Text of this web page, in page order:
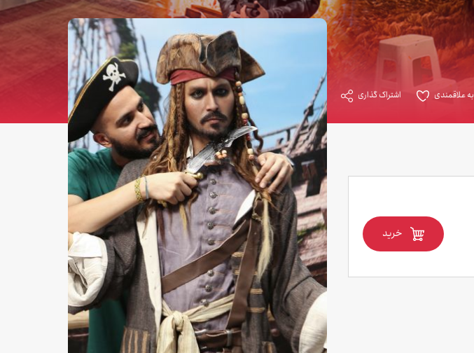
علاقمندی اشتراک گذاری
خرید